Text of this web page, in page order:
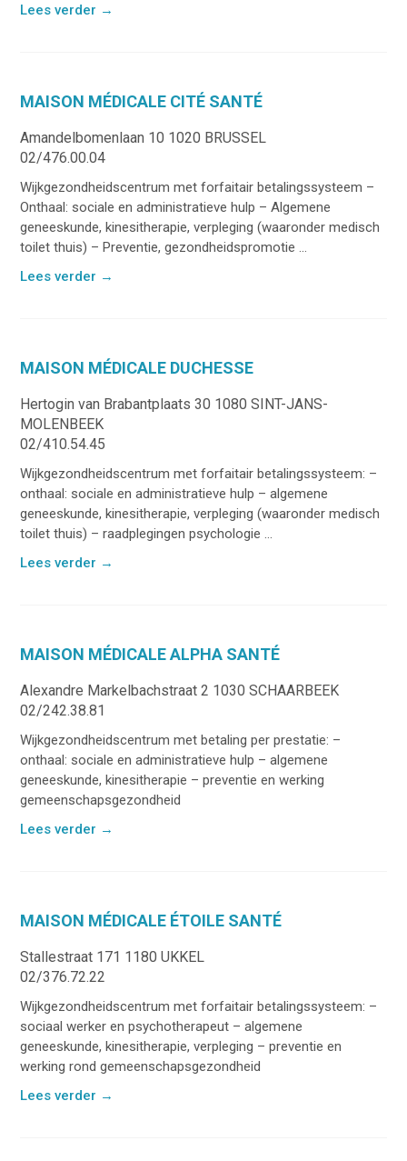
Lees verder →
MAISON MÉDICALE CITÉ SANTÉ
Amandelbomenlaan 10 1020 BRUSSEL
02/476.00.04
Wijkgezondheidscentrum met forfaitair betalingssysteem –
Onthaal: sociale en administratieve hulp – Algemene
geneeskunde, kinesitherapie, verpleging (waaronder medisch
toilet thuis) – Preventie, gezondheidspromotie ...
Lees verder →
MAISON MÉDICALE DUCHESSE
Hertogin van Brabantplaats 30 1080 SINT-JANS-
MOLENBEEK
02/410.54.45
Wijkgezondheidscentrum met forfaitair betalingssysteem: –
onthaal: sociale en administratieve hulp – algemene
geneeskunde, kinesitherapie, verpleging (waaronder medisch
toilet thuis) – raadplegingen psychologie ...
Lees verder →
MAISON MÉDICALE ALPHA SANTÉ
Alexandre Markelbachstraat 2 1030 SCHAARBEEK
02/242.38.81
Wijkgezondheidscentrum met betaling per prestatie: –
onthaal: sociale en administratieve hulp – algemene
geneeskunde, kinesitherapie – preventie en werking
gemeenschapsgezondheid
Lees verder →
MAISON MÉDICALE ÉTOILE SANTÉ
Stallestraat 171 1180 UKKEL
02/376.72.22
Wijkgezondheidscentrum met forfaitair betalingssysteem: –
sociaal werker en psychotherapeut – algemene
geneeskunde, kinesitherapie, verpleging – preventie en
werking rond gemeenschapsgezondheid
Lees verder →